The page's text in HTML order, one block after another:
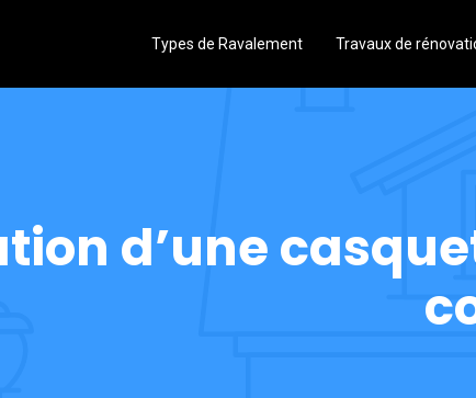
Types de Ravalement Travaux de
d’une